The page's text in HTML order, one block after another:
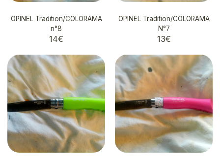
OPINEL Tradition/COLORAMA
n°8
14€
OPINEL Tradition/COLORAMA
N°7
13€